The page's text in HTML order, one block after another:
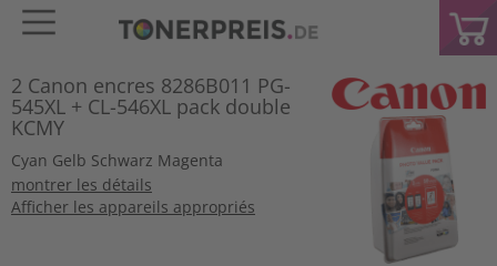
2 Canon encres 8286B011 PG-
545XL + CL-546XL pack double
KCMY
Cyan Gelb Schwarz Magenta
montrer les détails
Afficher les appareils appropriés